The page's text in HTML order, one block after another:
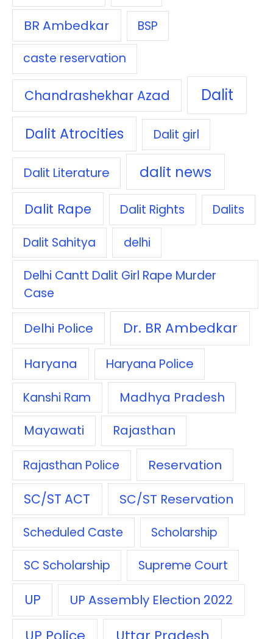
BR Ambedkar
BSP
caste reservation
Chandrashekhar Azad Dalit
Dalit Atrocities Dalit girl
Dalit Literature dalit news
Dalit Rape Dalit Rights Dalits
Dalit Sahitya delhi
Delhi Cantt Dalit Girl Rape Murder
Case
Delhi Police Dr. BR Ambedkar
Haryana Haryana Police
Kanshi Ram
Madhya Pradesh
Mayawati
Rajasthan
Rajasthan Police Reservation
SC/ST ACT SC/ST Reservation
Scheduled Caste Scholarship
SC Scholarship Supreme Court
UP UP Assembly Election 2022